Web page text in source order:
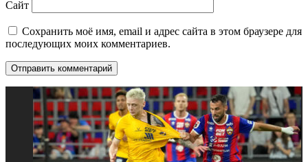
Сайт
Сохранить моё имя, email и адрес сайта в этом браузере для
последующих моих комментариев.